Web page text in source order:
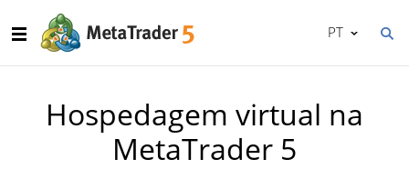
PT
Hospedagem virtual na
MetaTrader 5